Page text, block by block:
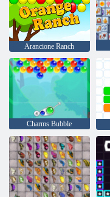
Arancione Ranch
Charms Bubble